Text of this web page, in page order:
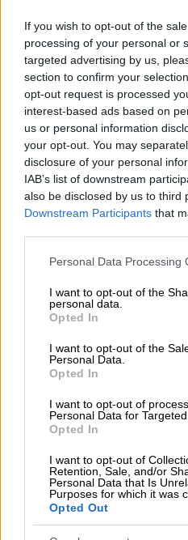
If you wish to opt-out of the
processing of your personal or
targeted advertising by us,
section to confirm your
opt-out request is processed
interest-based ads based on
us or personal information
your opt-out. You may
disclosure of your personal
IAB’s list of downstream
also be disclosed by us to third
Downstream Participants that
Please note that this website/
not limited to your visit or
grant or deny consent to
use your data for below
consent section.
Personal Data Processing
I want to opt-out of the
personal data.
Opted In
I want to opt-out of the
Personal Data.
Opted In
I want to opt-out of
Personal Data for Targeted
Opted In
I want to opt-out of
Retention, Sale, and/or
Personal Data that Is
Purposes for which it was
Opted Out
Ειδικότερα:
στην Ορθόδοξη
περιστατικά
συνολικών
τα οποία, πέραν
ειδικότερου
χαρακτηρισμού,
θρησκευτικής
απροειδοποίητου
Ιερό Ναό Αγίου
στην Αθήνα, το
αποτέλεσμα τον
ατόμων -παρά το
επιδίωκαν -
ανάληψη ευθύνης-
Ελλάδα που
τρομοκρατική
χώρο με
πρόκληση νεκρών
ότι αυτή η
της Ορθόδοξης